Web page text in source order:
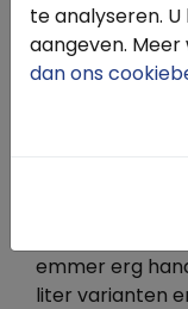
emmer erg
liter varianten
te analyseren.
aangeven. Meer
dan ons